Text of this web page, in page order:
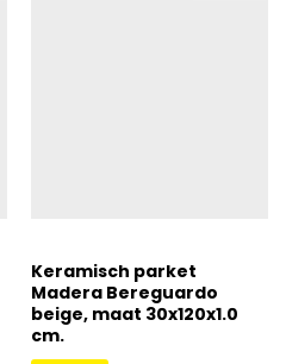
Keramisch parket
Madera Bereguardo
beige, maat 30x120x1.0
cm.